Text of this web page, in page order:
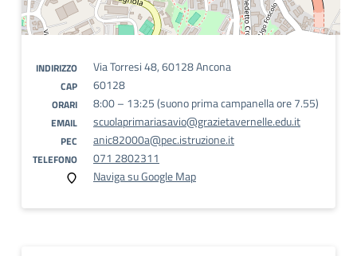
INDIRIZZO Via Torresi 48, 60128 Ancona
CAP 60128
ORARI 8:00 – 13:25 (suono prima campanella ore 7.55)
EMAIL scuolaprimariasavio@grazietavernelle.edu.it
PEC anic82000a@pec.istruzione.it
TELEFONO
071 2802311
Naviga su Google Map